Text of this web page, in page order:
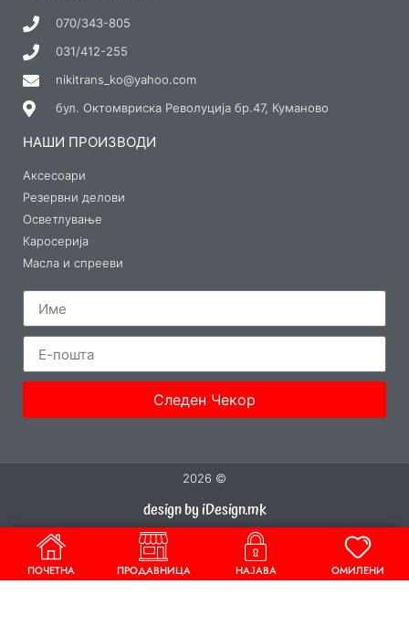
070/343-805
031/412-255
nikitrans_ko@yahoo.com
бул. Октомвриска Револуција бр.47, Куманово
НАШИ ПРОИЗВОДИ
Аксесоари
Резервни делови
Осветлување
Каросерија
Масла и спрееви
Следен Чекор
2026 ©
design by iDesign.mk
ПОЧЕТНА ПРОДАВНИЦА НАЈАВА ОМИЛЕНИ